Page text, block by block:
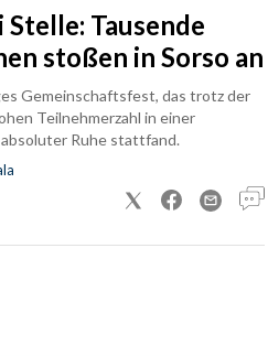
Stelle: Tausende
stoßen in Sorso an
Gemeinschaftsfest, das trotz der
Teilnehmerzahl in einer
Ruhe stattfand.